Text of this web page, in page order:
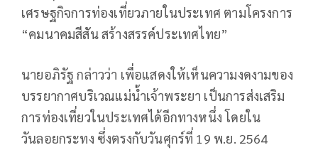
เศรษฐกิจการท่องเที่ยวภายในประเทศ ตามโครงการ
“คมนาคมสีสัน สร้างสรรค์ประเทศไทย”
นายอภิรัฐ กล่าวว่า เพื่อแสดงให้เห็นความงดงามของ
บรรยากาศบริเวณแม่น้ำเจ้าพระยา เป็นการส่งเสริม
การท่องเที่ยวในประเทศได้อีกทางหนึ่ง โดยใน
วันลอยกระทง ซึ่งตรงกับวันศุกร์ที่ 19 พ.ย. 2564